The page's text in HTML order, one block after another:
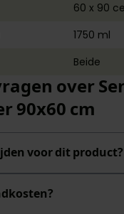
60 x 90
1750 ml
Beide
over
90x60 cm
voor dit product?